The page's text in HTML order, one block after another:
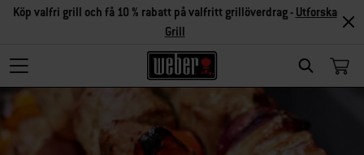
SEARCH
Köp valfri grill och få 10 % rabatt på valfritt grillöverdrag - Utforska
Grill